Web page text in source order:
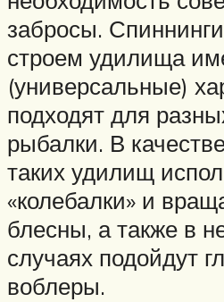
забросы.
строем удилища
(универсальные)
подходят для
рыбалки. В
таких удилищ
«колебалки» и
блесны, а также в
случаях подойдут
воблеры.